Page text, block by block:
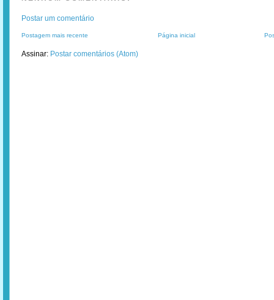
Postar um comentário
Postagem mais recente Página inicial
Assinar: Postar comentários (Atom)